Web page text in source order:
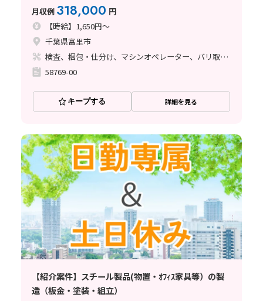
月収例 318,000 円
【時給】1,650円～
千葉県富里市
検査、梱包・仕分け、マシンオペレーター、バリ取り、その他
58769-00
キープする 詳細を見る
【紹介案件】スチール製品(物置・ｵﾌｨｽ家具等）の製
造（板金・塗装・組立）